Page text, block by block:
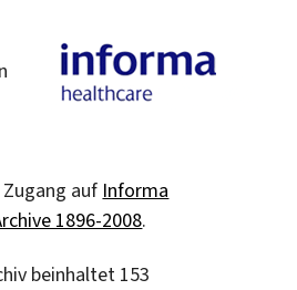
auf Informa
1896-2008.
beinhaltet 153